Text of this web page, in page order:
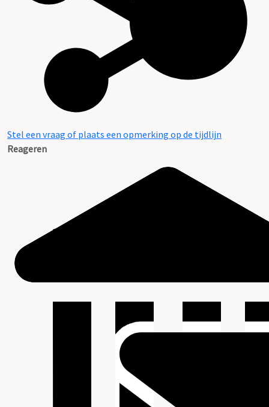
Stel een vraag of plaats een opmerking op de tijdlijn
Reageren